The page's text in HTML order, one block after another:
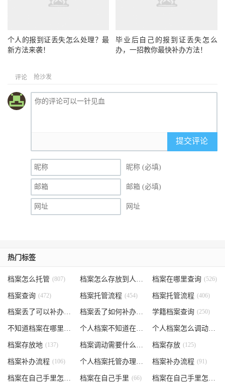
个人的报到证丢失怎么处理？最
新方法来袭！
毕业后自己的报到证丢失怎么
办，一招教你最快补办方法！
评论 抢沙发
提交评论
昵称 (必填)
邮箱 (必填)
网址
热门标签
档案怎么托管 (807) (535)
档案在哪里查询 (526)
档案查询 (472) 档案托管流程 (454) 档案托管流程 (406)
档案丢了可以补办吗 (371) 档案丢了如何补办 学籍档案查询 (250)
不知道档案在哪里 个人档案不知道在哪儿 (191) 个人档案怎么调动
档案存放地 (137) 档案调动需要什么手续 (130)
档案存放 (125)
档案补办流程 (106) 个人档案托管办理流程 (102)
档案补办流程 (91)
档案在自己手里怎么办 (85)
档案在自己手里 (66) 档案在自己手里怎么处理